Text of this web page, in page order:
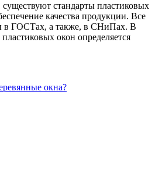
стандарты пластиковых
качества продукции. Все
в ГОСТах, а также, в СНиПах. В
окон определяется
окна?